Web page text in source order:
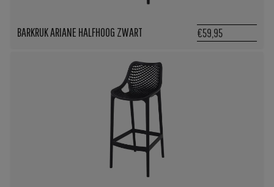
BARKRUK ARIANE HALFHOOG ZWART €59,95